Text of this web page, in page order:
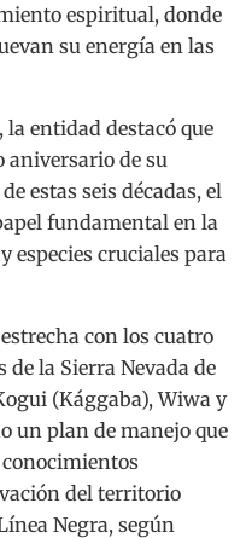
espiritual, donde
su energía en las
la entidad destacó que
aniversario de su
estas seis décadas, el
fundamental en la
especies cruciales para
con los cuatro
la Sierra Nevada de
(Kággaba), Wiwa y
un plan de manejo que
del territorio
Negra, según